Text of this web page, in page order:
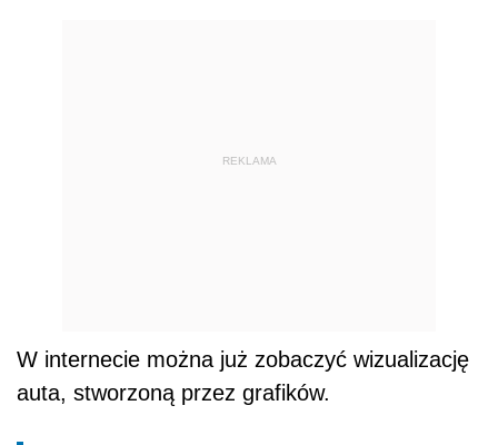
REKLAMA
W internecie można już zobaczyć wizualizację
auta, stworzoną przez grafików.